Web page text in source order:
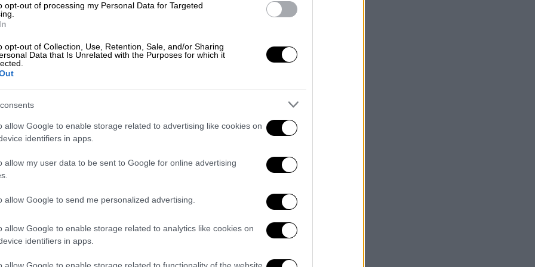
opt-out of processing my Personal Data for Targeted
opt-out of Collection, Use, Retention, Sale, and/or Sharing
Data that Is Unrelated with the Purposes for which it
allow Google to enable storage related to advertising like cookies on
identifiers in apps.
allow my user data to be sent to Google for online advertising
allow Google to send me personalized advertising.
allow Google to enable storage related to analytics like cookies on
identifiers in apps.
υπογραμμίζει τον σημαντικό
στην Αρκτική και καταδεικνύουν τη
στο σενάριο αυτό στο εγγύς
από το κατεστραμμένο φράγμα
και φόβοι για πλημμύρες
ραγδαία σε όλες τις εποχές κατά τις
αυξημένη από το 2000 και μετά. Μια
τις ανθρώπινες κοινωνίες και τα
και εκτός της Αρκτικής.